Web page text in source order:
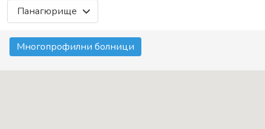
Панагюрище
Многопрофилни болници